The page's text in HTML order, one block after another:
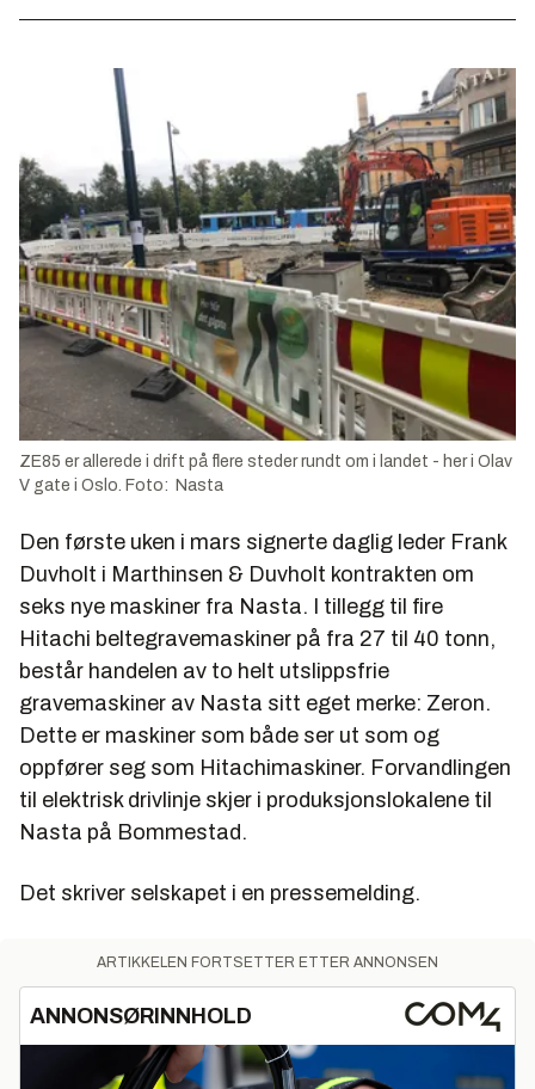
ZE85 er allerede i drift på flere steder rundt om i landet - her i Olav
V gate i Oslo. Foto: Nasta
Den første uken i mars signerte daglig leder Frank
Duvholt i Marthinsen & Duvholt kontrakten om
seks nye maskiner fra Nasta. I tillegg til fire
Hitachi beltegravemaskiner på fra 27 til 40 tonn,
består handelen av to helt utslippsfrie
gravemaskiner av Nasta sitt eget merke: Zeron.
Dette er maskiner som både ser ut som og
oppfører seg som Hitachimaskiner. Forvandlingen
til elektrisk drivlinje skjer i produksjonslokalene til
Nasta på Bommestad.
Det skriver selskapet i en pressemelding.
ARTIKKELEN FORTSETTER ETTER ANNONSEN
ANNONSØRINNHOLD